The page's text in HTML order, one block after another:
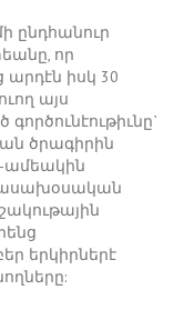
ընդհանուր
որ
արդէն իսկ 30
այս
ծրագիրին
ամեակին
երկիրներէ